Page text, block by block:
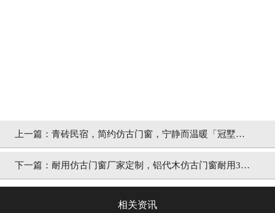
上一篇： 青砖民宿，简约仿古门窗，宁静而温暖「冠墅阳
光」
下一篇： 耐用仿古门窗厂家定制，铝代木仿古门窗耐用3倍
相关资讯